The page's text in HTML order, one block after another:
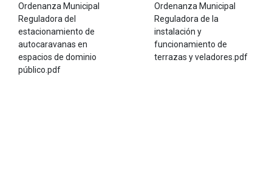
Ordenanza Municipal
Reguladora del
estacionamiento de
autocaravanas en
espacios de dominio
público.pdf
Ordenanza Municipal
Reguladora de la
instalación y
funcionamiento de
terrazas y veladores.pdf